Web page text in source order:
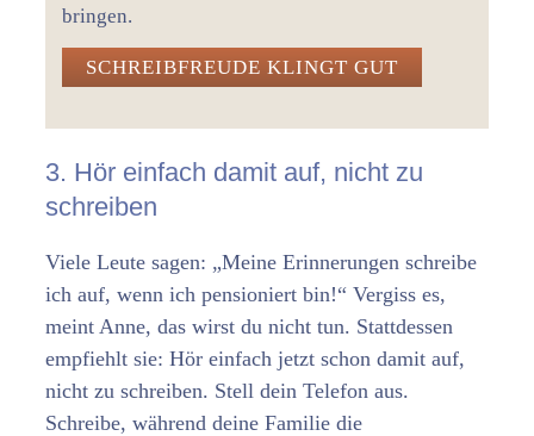
bringen.
SCHREIBFREUDE KLINGT GUT
3. Hör einfach damit auf, nicht zu
schreiben
Viele Leute sagen: „Meine Erinnerungen schreibe
ich auf, wenn ich pensioniert bin!“ Vergiss es,
meint Anne, das wirst du nicht tun. Stattdessen
empfiehlt sie: Hör einfach jetzt schon damit auf,
nicht zu schreiben. Stell dein Telefon aus.
Schreibe, während deine Familie die